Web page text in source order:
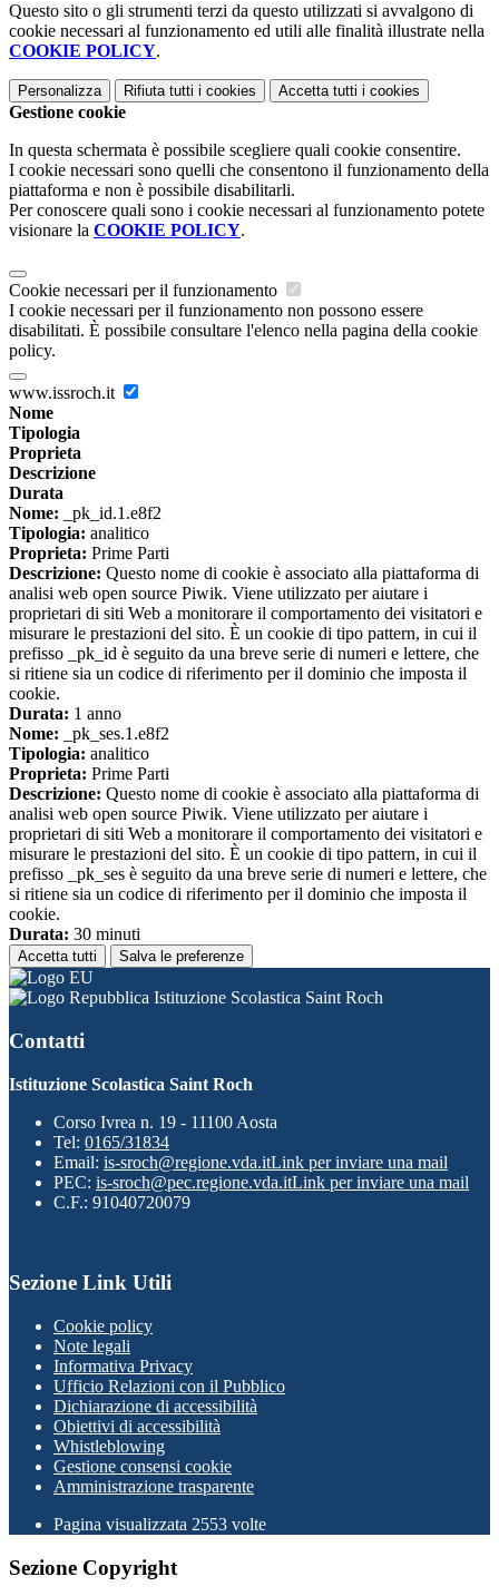
Questo sito o gli strumenti terzi da questo utilizzati si avvalgono di
cookie necessari al funzionamento ed utili alle finalità illustrate nella
COOKIE POLICY.
Personalizza Rifiuta tutti i cookies Accetta tutti i cookies
Gestione cookie
In questa schermata è possibile scegliere quali cookie consentire.
I cookie necessari sono quelli che consentono il funzionamento della
piattaforma e non è possibile disabilitarli.
Per conoscere quali sono i cookie necessari al funzionamento potete
visionare la COOKIE POLICY.
Cookie necessari per il funzionamento
I cookie necessari per il funzionamento non possono essere
disabilitati. È possibile consultare l'elenco nella pagina della cookie
policy.
www.issroch.it
Nome
Tipologia
Proprieta
Descrizione
Durata
Nome: _pk_id.1.e8f2
Tipologia: analitico
Proprieta: Prime Parti
Descrizione: Questo nome di cookie è associato alla piattaforma di
analisi web open source Piwik. Viene utilizzato per aiutare i
proprietari di siti Web a monitorare il comportamento dei visitatori e
misurare le prestazioni del sito. È un cookie di tipo pattern, in cui il
prefisso _pk_id è seguito da una breve serie di numeri e lettere, che
si ritiene sia un codice di riferimento per il dominio che imposta il
cookie.
Durata: 1 anno
Nome: _pk_ses.1.e8f2
Tipologia: analitico
Proprieta: Prime Parti
Descrizione: Questo nome di cookie è associato alla piattaforma di
analisi web open source Piwik. Viene utilizzato per aiutare i
proprietari di siti Web a monitorare il comportamento dei visitatori e
misurare le prestazioni del sito. È un cookie di tipo pattern, in cui il
prefisso _pk_ses è seguito da una breve serie di numeri e lettere, che
si ritiene sia un codice di riferimento per il dominio che imposta il
cookie.
Durata: 30 minuti
Accetta tutti Salva le preferenze
Istituzione Scolastica Saint Roch
Contatti
Istituzione Scolastica Saint Roch
Corso Ivrea n. 19 - 11100 Aosta
Tel: 0165/31834
Email: is-sroch@regione.vda.itLink per inviare una mail
PEC: is-sroch@pec.regione.vda.itLink per inviare una mail
C.F.: 91040720079
Sezione Link Utili
Cookie policy
Note legali
Informativa Privacy
Ufficio Relazioni con il Pubblico
Dichiarazione di accessibilità
Obiettivi di accessibilità
Whistleblowing
Gestione consensi cookie
Amministrazione trasparente
Pagina visualizzata 2553 volte
Sezione Copyright